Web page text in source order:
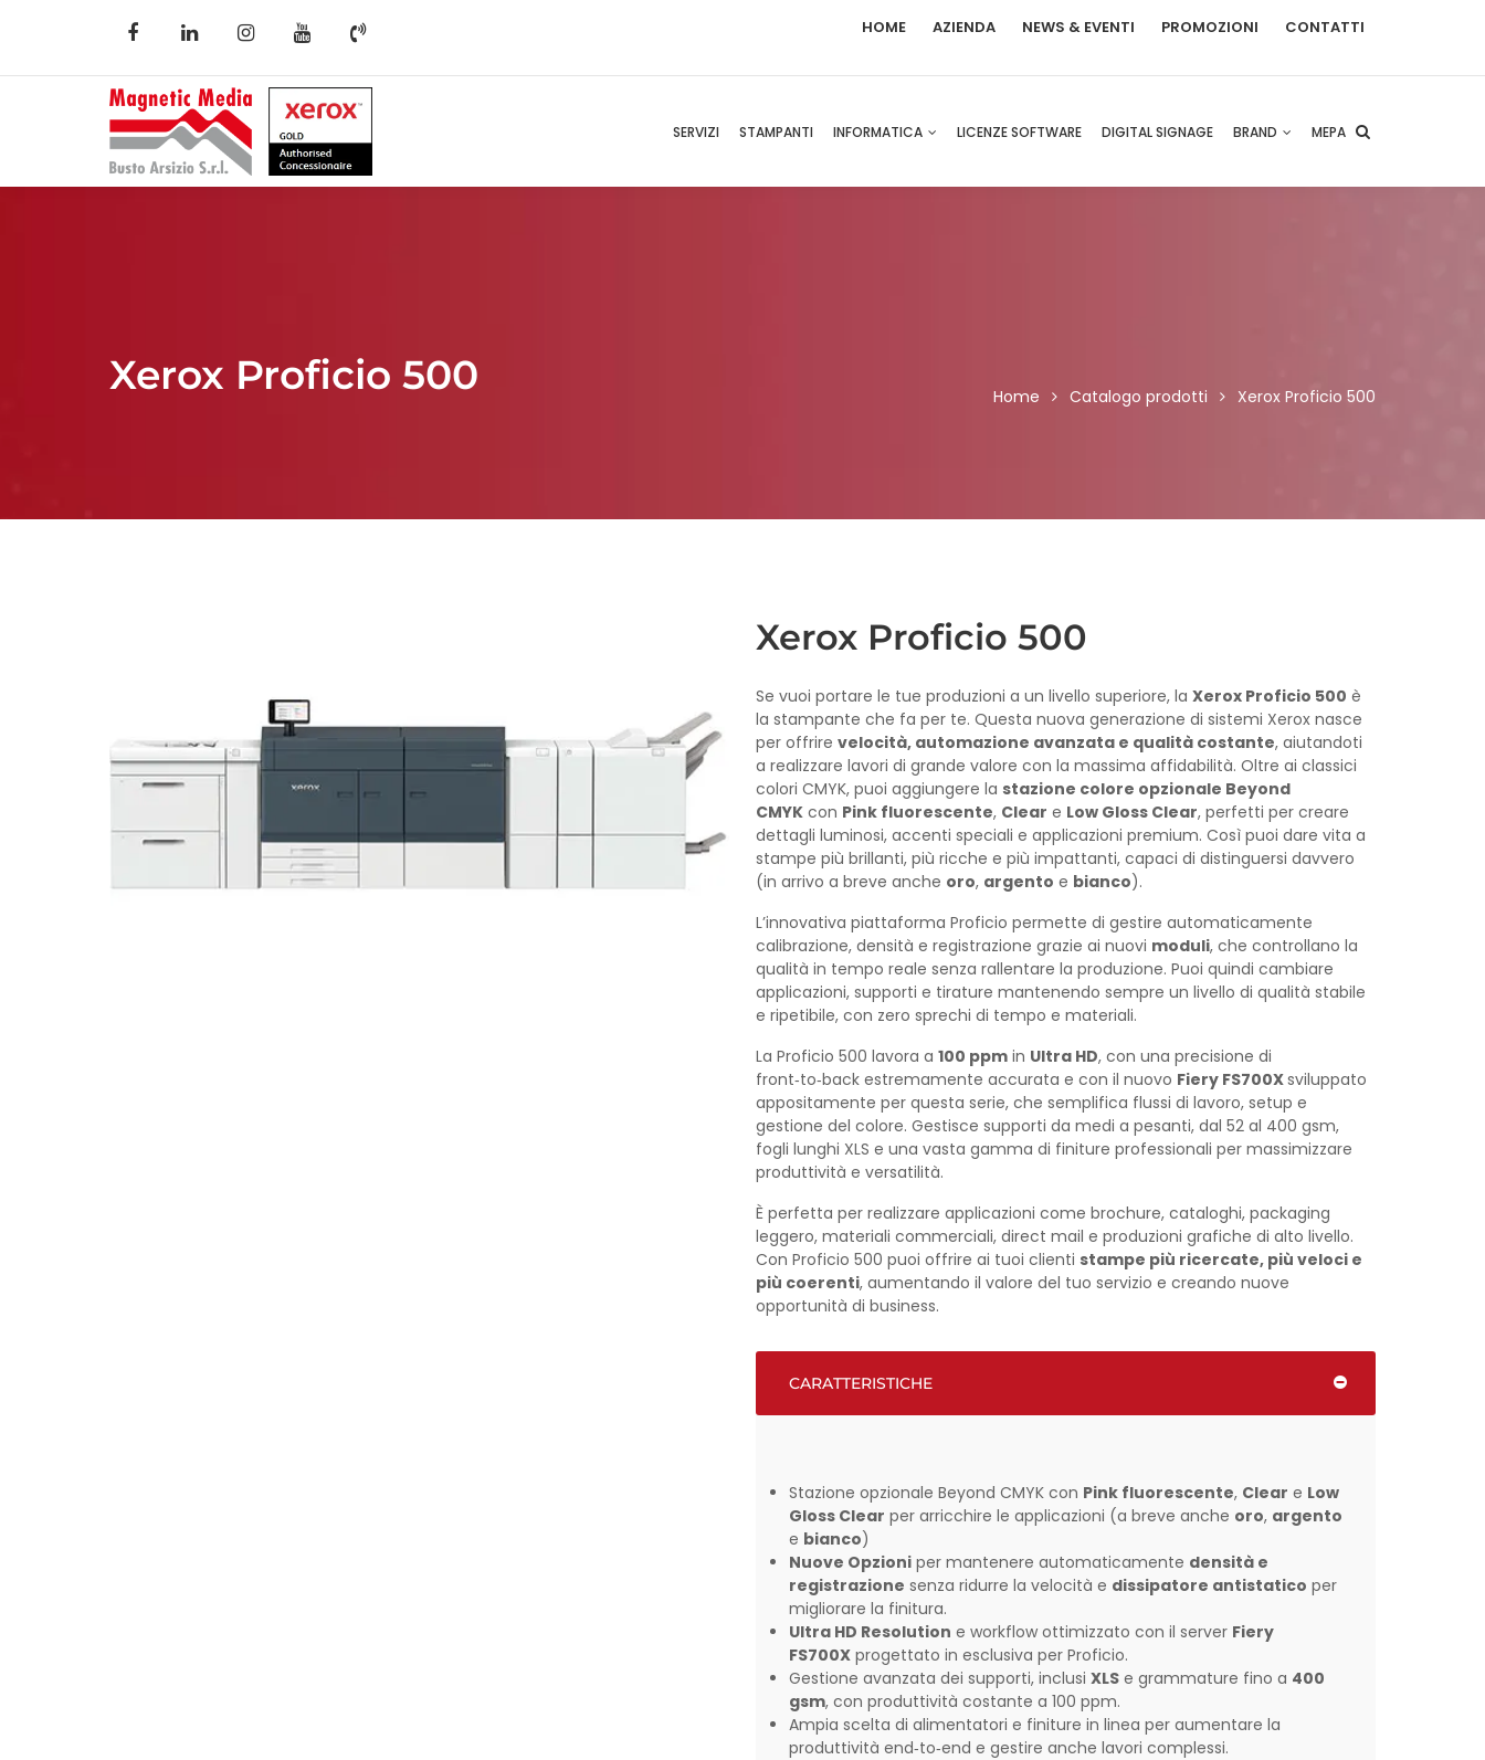
HOME AZIENDA NEWS & EVENTI PROMOZIONI CONTATTI
SERVIZI STAMPANTI INFORMATICA LICENZE SOFTWARE DIGITAL SIGNAGE BRAND MEPA
Xerox Proficio 500 Home Catalogo prodotti Xerox Proficio 500
Xerox Proficio 500
Se vuoi portare le tue produzioni a un livello superiore, la Xerox Proficio 500 è
la stampante che fa per te. Questa nuova generazione di sistemi Xerox nasce
per offrire velocità, automazione avanzata e qualità costante, aiutandoti
a realizzare lavori di grande valore con la massima affidabilità. Oltre ai classici
colori CMYK, puoi aggiungere la stazione colore opzionale Beyond
CMYK con Pink fluorescente, Clear e Low Gloss Clear, perfetti per creare
dettagli luminosi, accenti speciali e applicazioni premium. Così puoi dare vita a
stampe più brillanti, più ricche e più impattanti, capaci di distinguersi davvero
(in arrivo a breve anche oro, argento e bianco).
L’innovativa piattaforma Proficio permette di gestire automaticamente
calibrazione, densità e registrazione grazie ai nuovi moduli, che controllano la
qualità in tempo reale senza rallentare la produzione. Puoi quindi cambiare
applicazioni, supporti e tirature mantenendo sempre un livello di qualità stabile
e ripetibile, con zero sprechi di tempo e materiali.
La Proficio 500 lavora a 100 ppm in Ultra HD, con una precisione di
front‑to‑back estremamente accurata e con il nuovo Fiery FS700Xsviluppato
appositamente per questa serie, che semplifica flussi di lavoro, setup e
gestione del colore. Gestisce supporti da medi a pesanti, dal 52 al 400 gsm,
fogli lunghi XLS e una vasta gamma di finiture professionali per massimizzare
produttività e versatilità.
È perfetta per realizzare applicazioni come brochure, cataloghi, packaging
leggero, materiali commerciali, direct mail e produzioni grafiche di alto livello.
Con Proficio 500 puoi offrire ai tuoi clienti stampe più ricercate, più veloci e
più coerenti, aumentando il valore del tuo servizio e creando nuove
opportunità di business.
CARATTERISTICHE
Stazione opzionale Beyond CMYK con Pink fluorescente, Clear e Low
Gloss Clear per arricchire le applicazioni (a breve anche oro, argento
e bianco)
Nuove Opzioni per mantenere automaticamente densità e
registrazione senza ridurre la velocità e dissipatore antistatico per
migliorare la finitura.
Ultra HD Resolution e workflow ottimizzato con il server Fiery
FS700X progettato in esclusiva per Proficio.
Gestione avanzata dei supporti, inclusi XLS e grammature fino a 400
gsm, con produttività costante a 100 ppm.
Ampia scelta di alimentatori e finiture in linea per aumentare la
produttività end‑to‑end e gestire anche lavori complessi.